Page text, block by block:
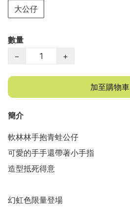
大公仔
數量
−
+
加至購物車
簡介
軟林林手抱青蛙公仔
可愛的手手還帶著小手指
造型抵死得意
幻虹色限量登場